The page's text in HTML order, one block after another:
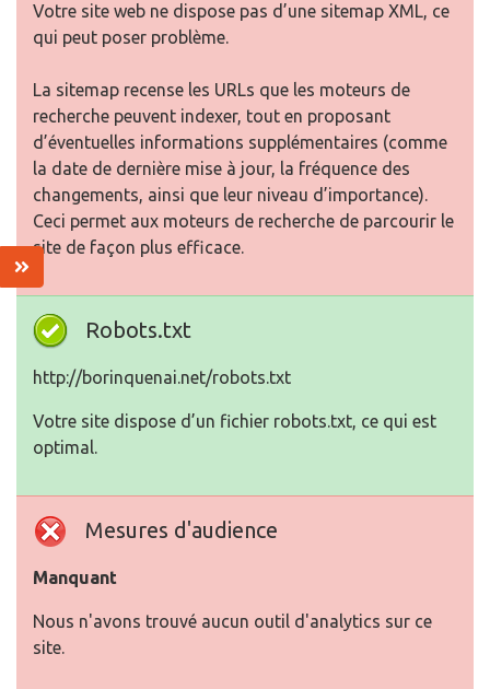
Votre site web ne dispose pas d’une sitemap XML, ce
qui peut poser problème.
La sitemap recense les URLs que les moteurs de
recherche peuvent indexer, tout en proposant
d’éventuelles informations supplémentaires (comme
la date de dernière mise à jour, la fréquence des
changements, ainsi que leur niveau d’importance).
Ceci permet aux moteurs de recherche de parcourir le
site de façon plus efficace.
Robots.txt
http://borinquenai.net/robots.txt
Votre site dispose d’un fichier robots.txt, ce qui est
optimal.
Mesures d'audience
Manquant
Nous n'avons trouvé aucun outil d'analytics sur ce
site.